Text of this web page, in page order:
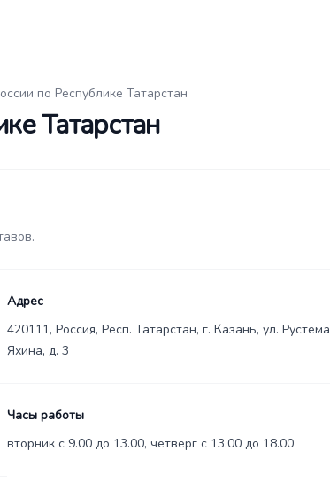
по Республике Татарстан
Татарстан
Адрес
420111, Россия, Респ. Татарстан, г. Казань, ул. Рустема
Яхина, д. 3
Часы работы
вторник с 9.00 до 13.00, четверг с 13.00 до 18.00